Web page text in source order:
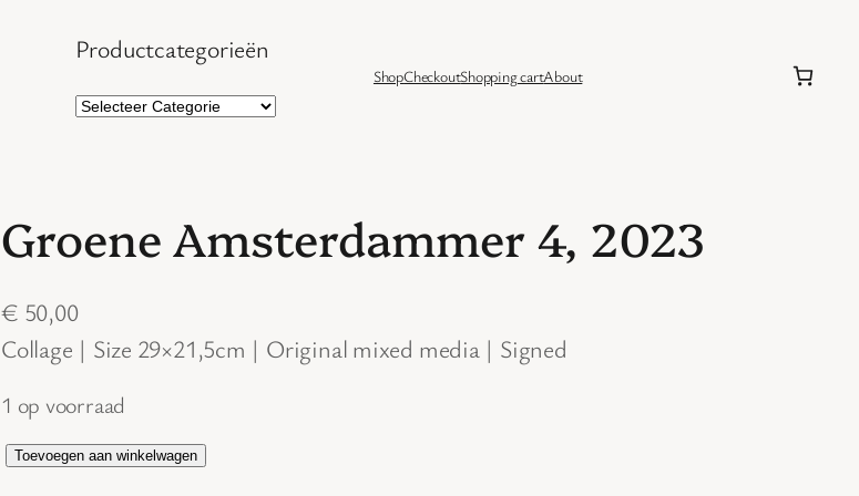
Productcategorieën
ShopCheckoutShopping cartAbout
Groene Amsterdammer 4, 2023
€ 50,00
Collage | Size 29×21,5cm | Original mixed media | Signed
1 op voorraad
GToevoegen aan winkelwagen